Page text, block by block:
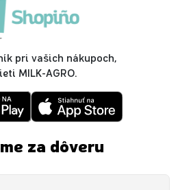
pri vašich nákupoch,
MILK-AGRO.
za dôveru